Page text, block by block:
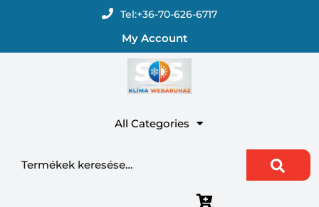
Tel:+36-70-626-6717
My Account
All Categories
Keresés a következőre: